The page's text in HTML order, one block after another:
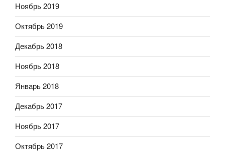
Ноябрь 2019
Октябрь 2019
Декабрь 2018
Ноябрь 2018
Январь 2018
Декабрь 2017
Ноябрь 2017
Октябрь 2017